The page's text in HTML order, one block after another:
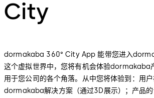
City
dormakaba 360° City App 能带您进入
这个虚拟世界中，您将有机会体验dormakaba
用于您公司的各个角落。从中您将体验到：用
dormakaba解决方案（通过3D展示）；产品